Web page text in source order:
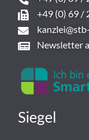
+49 (0) 69 /
Newsletter
Siegel